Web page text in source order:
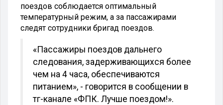
поездов соблюдается оптимальный
температурный режим, а за пассажирами
следят сотрудники бригад поездов.
«Пассажиры поездов дальнего
следования, задерживающихся более
чем на 4 часа, обеспечиваются
питанием», - говорится в сообщении в
тг-канале «ФПК. Лучше поездом!».